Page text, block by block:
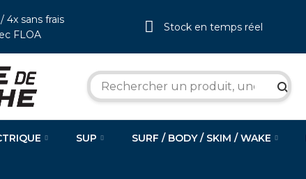
4x sans frais
FLOA
Stock en temps réel
search
SUP SURF / BODY / SKIM / WAKE